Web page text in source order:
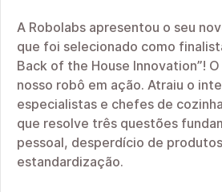
A Robolabs apresentou o seu
que foi selecionado como
Back of the House Innovation”!
nosso robô em ação. Atraiu o
especialistas e chefes de
que resolve três questões
pessoal, desperdício de
estandardização.